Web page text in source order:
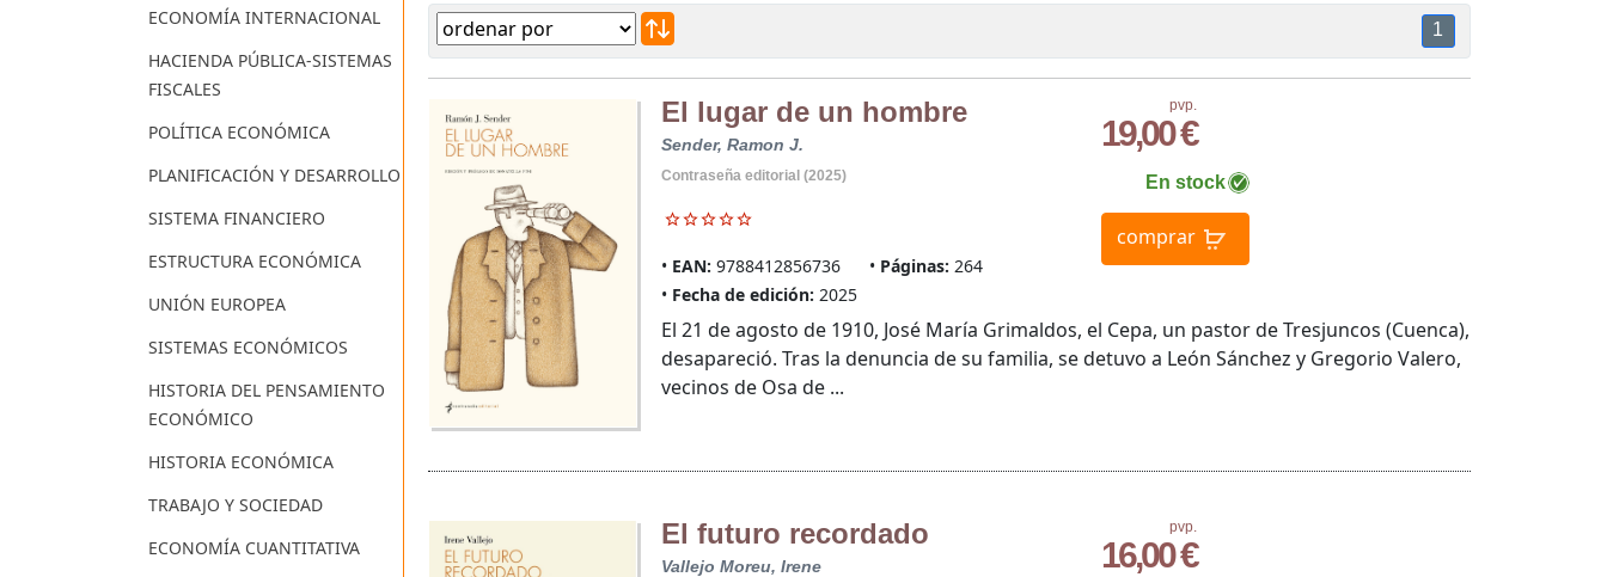
ECONOMÍA INTERNACIONAL
HACIENDA PÚBLICA-SISTEMAS
FISCALES
POLÍTICA ECONÓMICA
PLANIFICACIÓN Y DESARROLLO
SISTEMA FINANCIERO
ESTRUCTURA ECONÓMICA
UNIÓN EUROPEA
SISTEMAS ECONÓMICOS
HISTORIA DEL PENSAMIENTO
ECONÓMICO
HISTORIA ECONÓMICA
TRABAJO Y SOCIEDAD
ECONOMÍA CUANTITATIVA
1
El lugar de un hombre
Sender, Ramon J.
Contraseña editorial (2025)
EAN: 9788412856736 Páginas: 264
Fecha de edición: 2025
pvp.
19,00 €
En stock
comprar
El 21 de agosto de 1910, José María Grimaldos, el Cepa, un pastor de Tresjuncos (Cuenca),
desapareció. Tras la denuncia de su familia, se detuvo a León Sánchez y Gregorio Valero,
vecinos de Osa de ...
El futuro recordado
Vallejo Moreu, Irene
pvp.
16,00 €